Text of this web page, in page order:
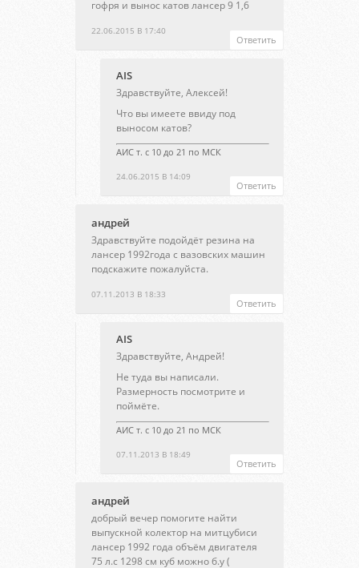
22.06.2015 В 17:40
гофря и вынос катов лансер 9 1,6
Ответить
AIS
24.06.2015 В 14:09
Здравствуйте, Алексей!
Что вы имеете ввиду под
выносом катов?
АИС т. с 10 до 21 по МСК
Ответить
андрей
07.11.2013 В 18:33
Здравствуйте подойдёт резина на
лансер 1992года с вазовских машин
подскажите пожалуйста.
Ответить
AIS
07.11.2013 В 18:49
Здравствуйте, Андрей!
Не туда вы написали.
Размерность посмотрите и
поймёте.
АИС т. с 10 до 21 по МСК
Ответить
андрей
добрый вечер помогите найти
выпускной колектор на митцубиси
лансер 1992 года объём двигателя
75 л.с 1298 см куб можно б.у (